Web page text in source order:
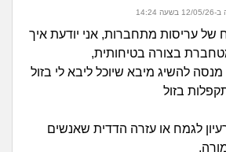
מה קורה כאן?
מתחם הטיפים
14:24
של עריסות מתחברות, אני יודעת איך
בצורה בטיחותית,
להשיג מיבא שיוכל ליבא לי בזול
בזול
לגמח או עזרה הדדית שאנשים